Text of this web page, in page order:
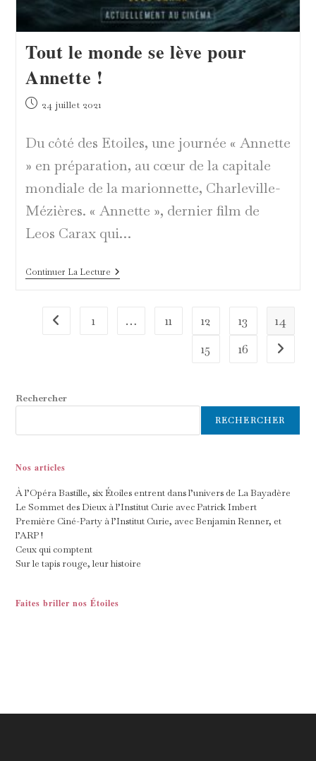
Tout le monde se lève pour
Annette !
Publication
24 juillet 2021
Du côté des Etoiles, une journée « Annette
» en préparation, au cœur de la capitale
mondiale de la marionnette, Charleville-
Mézières. « Annette », dernier film de
Leos Carax qui…
Continuer La LectureTout
Le
Pour
Go to the previous page
1 … 11 12 13
14
15
16 Aller à
Rechercher
RECHERCHER
Nos articles
À l’Opéra Bastille, six Étoiles entrent dans l’univers de La Bayadère
Le Sommet des Dieux à l’Institut Curie avec Patrick Imbert
Première Ciné-Party à l’Institut Curie, avec Benjamin Renner, et
l’ARP !
Ceux qui comptent
Sur le tapis rouge, leur histoire
Faites briller nos Étoiles